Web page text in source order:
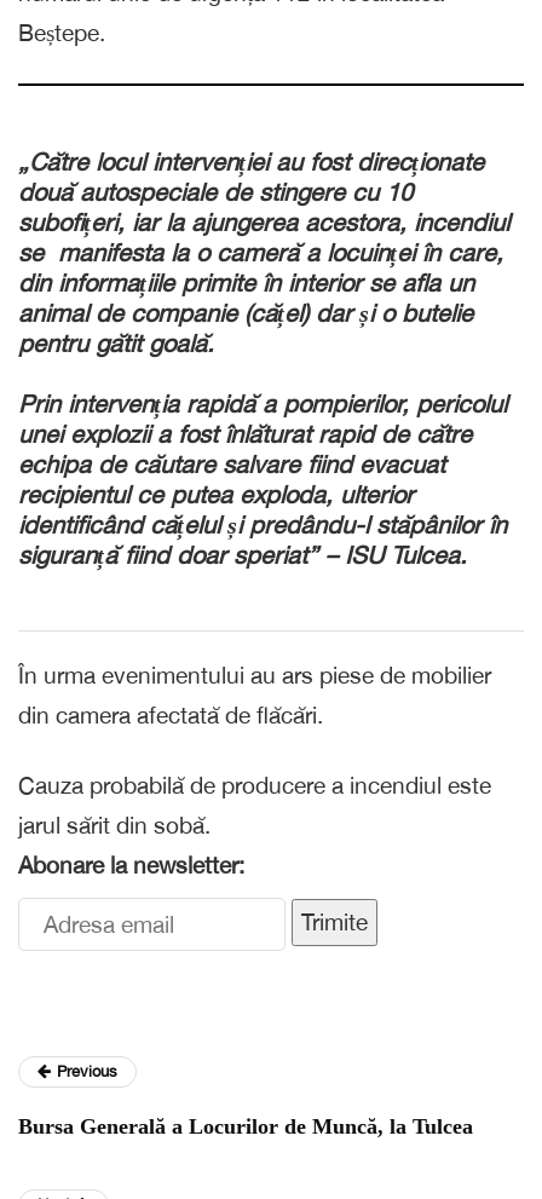
Beștepe.
„Către locul intervenției au fost direcționate
două autospeciale de stingere cu 10
subofițeri, iar la ajungerea acestora, incendiul
se manifesta la o cameră a locuinței în care,
din informațiile primite în interior se afla un
animal de companie (cățel) dar și o butelie
pentru gătit goală.
Prin intervenția rapidă a pompierilor, pericolul
unei explozii a fost înlăturat rapid de către
echipa de căutare salvare fiind evacuat
recipientul ce putea exploda, ulterior
identificând cățelul și predându-l stăpânilor în
siguranță fiind doar speriat” – ISU Tulcea.
În urma evenimentului au ars piese de mobilier
din camera afectată de flăcări.
Cauza probabilă de producere a incendiul este
jarul sărit din sobă.
Abonare la newsletter:
Trimite
Previous
Bursa Generală a Locurilor de Muncă, la Tulcea